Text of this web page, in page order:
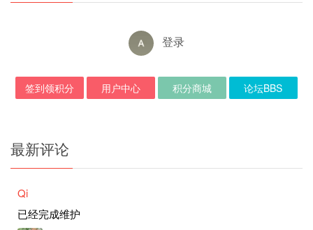
登录
签到领积分 用户中心 积分商城 论坛BBS
最新评论
Qi
已经完成维护